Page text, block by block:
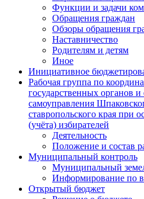
Функции и задачи
Обращения граждан
Обзоры обращения
Наставничество
Родителям и детям
Иное
Инициативное
Рабочая группа по
государственных органов
самоуправления
ставропольского края при
(учёта) избирателей
Деятельность
Положение и состав
Муниципальный контроль
Муниципальный
Информирование по
Открытый бюджет